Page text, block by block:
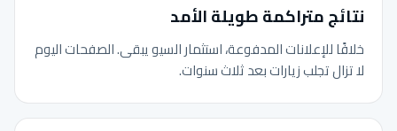
نتائج متراكمة طويلة الأمد
خلافًا للإعلانات المدفوعة، استثمار السيو يبقى. الصفحات اليوم
لا تزال تجلب زيارات بعد ثلاث سنوات.